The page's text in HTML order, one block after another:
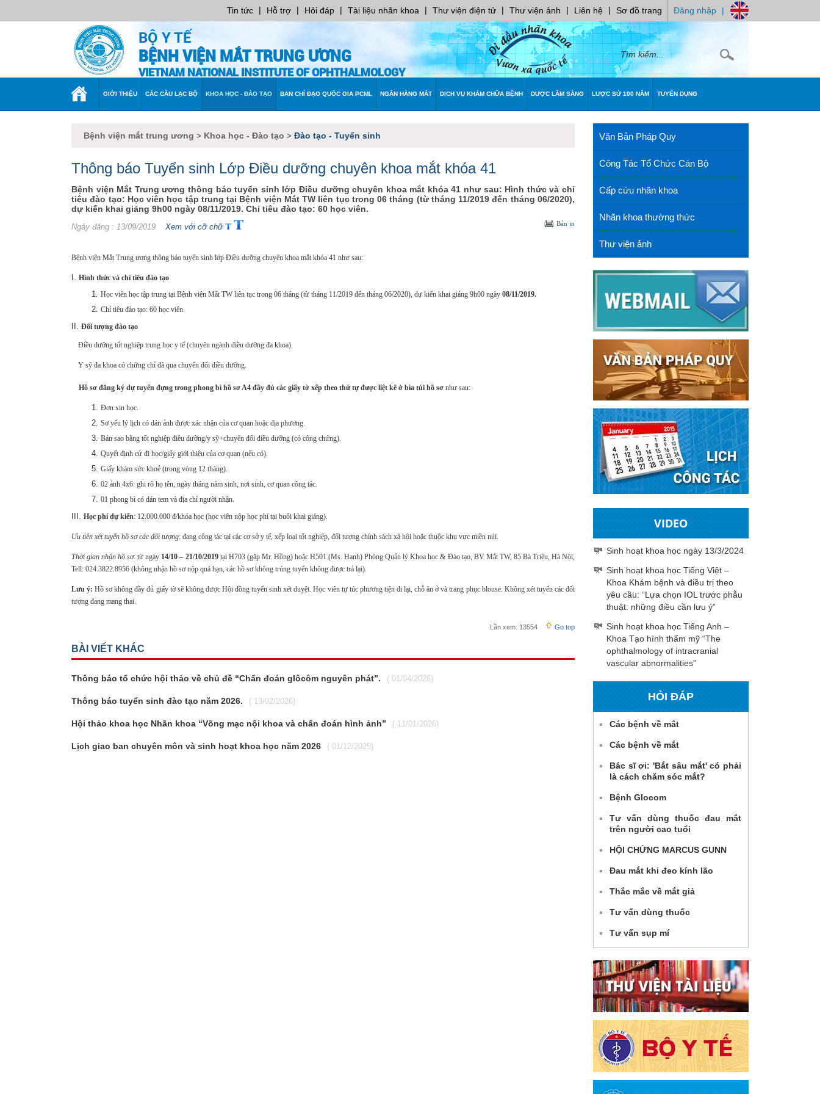
Tin tức | Hỗ trợ | Hỏi đáp | Tài liệu nhãn khoa | Thư viện điện tử | Thư viện ảnh | Liên hệ | Sơ đồ trang Đăng nhập |
BỘ Y TẾ
BỆNH VIỆN MẮT TRUNG ƯƠNG
VIETNAM NATIONAL INSTITUTE OF OPHTHALMOLOGY
TRANG GIỚI THIỆU CÁC CÂU LẠC BỘ KHOA HỌC - ĐÀO TẠO BAN CHỈ ĐẠO QUỐC GIA PCML NGÂN HÀNG MẮT DỊCH VỤ KHÁM CHỮA BỆNH DƯỢC LÂM SÀNG LƯỢC SỬ 100 NĂM TUYỂN DỤNG
Bệnh viện mắt trung ương > Khoa học - Đào tạo > Đào tạo - Tuyển sinh
Thông báo Tuyển sinh Lớp Điều dưỡng chuyên khoa mắt khóa 41
Bệnh viện Mắt Trung ương thông báo tuyển sinh lớp Điều dưỡng chuyên khoa mắt khóa 41 như sau: Hình thức và chỉ
tiêu đào tạo: Học viên học tập trung tại Bệnh viện Mắt TW liên tục trong 06 tháng (từ tháng 11/2019 đến tháng 06/2020),
dự kiến khai giảng 9h00 ngày 08/11/2019. Chỉ tiêu đào tạo: 60 học viên.
Ngày đăng : 13/09/2019 Xem với cỡ chữ Bản in
Bệnh viện Mắt Trung ương thông báo tuyển sinh lớp Điều dưỡng chuyên khoa mắt khóa 41 như sau:
Hình thức và chỉ tiêu đào tạo
Học viên học tập trung tại Bệnh viện Mắt TW liên tục trong 06 tháng (từ tháng 11/2019 đến tháng 06/2020), dự kiến khai giảng 9h00 ngày 08/11/2019.
Chỉ tiêu đào tạo: 60 học viên.
Đối tượng đào tạo
Điều dưỡng tốt nghiệp trung học y tế (chuyên ngành điều dưỡng đa khoa).
Y sỹ đa khoa có chứng chỉ đã qua chuyển đổi điều dưỡng.
Hồ sơ đăng ký dự tuyển đựng trong phong bì hồ sơ A4 đầy đủ các giấy tờ xếp theo thứ tự được liệt kê ở bìa túi hồ sơ như sau:
Đơn xin học.
Sơ yếu lý lịch có dán ảnh được xác nhận của cơ quan hoặc địa phương.
Bản sao bằng tốt nghiệp điều dưỡng/y sỹ+chuyển đổi điều dưỡng (có công chứng).
Quyết định cử đi học/giấy giới thiệu của cơ quan (nếu có).
Giấy khám sức khoẻ (trong vòng 12 tháng).
02 ảnh 4x6: ghi rõ họ tên, ngày tháng năm sinh, nơi sinh, cơ quan công tác.
01 phong bì có dán tem và địa chỉ người nhận.
Học phí dự kiến: 12.000.000 đ/khóa học (học viên nộp học phí tại buổi khai giảng).
Ưu tiên xét tuyển hồ sơ các đối tượng: đang công tác tại các cơ sở y tế, xếp loại tốt nghiệp, đối tượng chính sách xã hội hoặc thuộc khu vực miền núi.
Thời gian nhận hồ sơ: từ ngày 14/10 – 21/10/2019tại H703 (gặp Mr. Hồng) hoặc H501 (Ms. Hạnh) Phòng Quản lý Khoa học & Đào tạo, BV Mắt TW, 85 Bà Triệu, Hà Nội,
Tell: 024.3822.8956 (không nhận hồ sơ nộp quá hạn, các hồ sơ không trúng tuyển không được trả lại).
Lưu ý: Hồ sơ không đầy đủ giấy tờ sẽ không được Hội đồng tuyển sinh xét duyệt. Học viên tự túc phương tiện đi lại, chỗ ăn ở và trang phục blouse. Không xét tuyển các đối
tượng đang mang thai.
Lần xem: 13554 Go top
BÀI VIẾT KHÁC
Thông báo tổ chức hội thảo về chủ đề “Chẩn đoán glôcôm nguyên phát”. ( 01/04/2026)
Thông báo tuyển sinh đào tạo năm 2026. ( 13/02/2026)
Hội thảo khoa học Nhãn khoa “Võng mạc nội khoa và chẩn đoán hình ảnh” ( 11/01/2026)
Lịch giao ban chuyên môn và sinh hoạt khoa học năm 2026 ( 01/12/2025)
Văn Bản Pháp Quy
Công Tác Tổ Chức Cán Bộ
Cấp cứu nhãn khoa
Nhãn khoa thường thức
Thư viện ảnh
VIDEO
Sinh hoạt khoa học ngày 13/3/2024
Sinh hoạt khoa học Tiếng Việt –
Khoa Khám bệnh và điều trị theo
yêu cầu: “Lựa chọn IOL trước phẫu
thuật: những điều cần lưu ý”
Sinh hoạt khoa học Tiếng Anh –
Khoa Tạo hình thẩm mỹ “The
ophthalmology of intracranial
vascular abnormalities”
HỎI ĐÁP
Các bệnh về mắt
Các bệnh về mắt
Bác sĩ ơi: 'Bắt sâu mắt' có phải
là cách chăm sóc mắt?
Bệnh Glocom
Tư vấn dùng thuốc đau mắt
trên người cao tuổi
HỘI CHỨNG MARCUS GUNN
Đau mắt khi đeo kính lão
Thắc mắc về mắt giả
Tư vấn dùng thuốc
Tư vấn sụp mí